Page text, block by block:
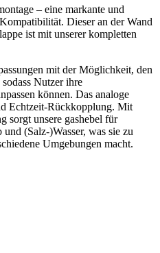
– eine markante und
Dieser an der Wand
ist mit unserer kompletten
mit der Möglichkeit, den
Nutzer ihre
können. Das analoge
Echtzeit-Rückkopplung. Mit
sorgt unsere gashebel für
(Salz-)Wasser, was sie zu
Umgebungen macht.